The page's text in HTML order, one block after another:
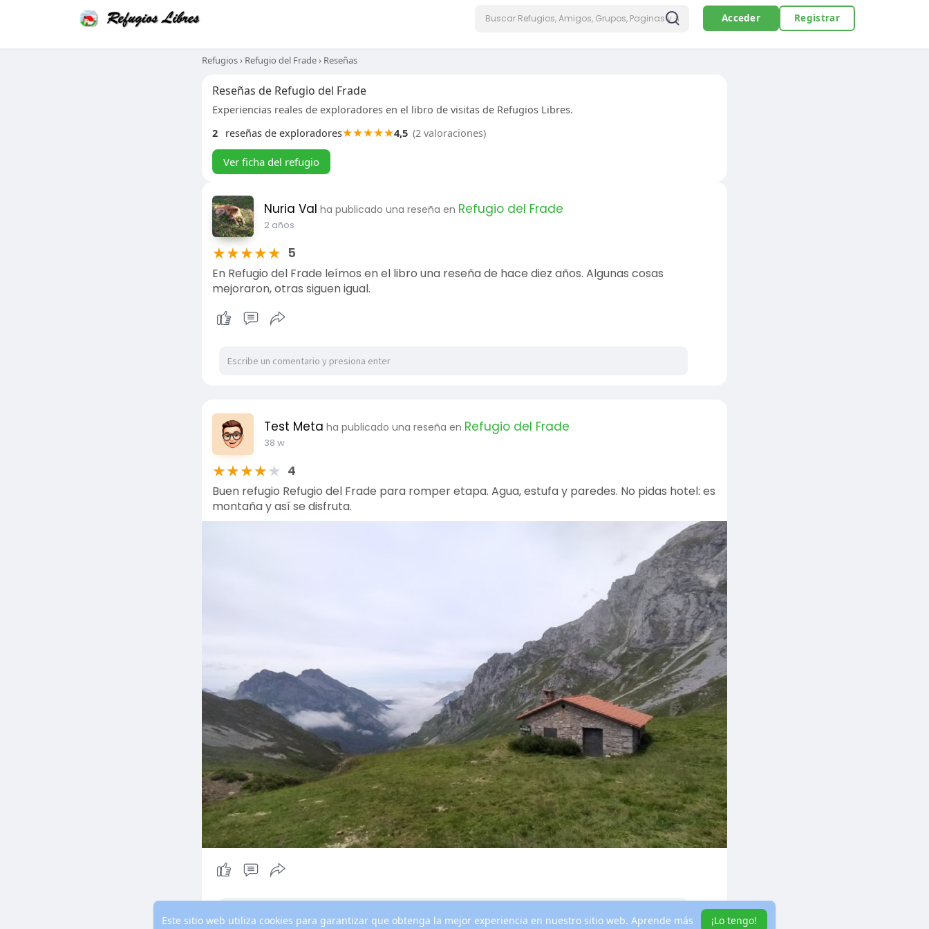
Este sitio web utiliza cookies para garantizar que obtenga la mejor experiencia en nuestro sitio web. Aprende más ¡Lo tengo!
Acceder Registrar
Refugios› Refugio del Frade› Reseñas
Reseñas de Refugio del Frade
Experiencias reales de exploradores en el libro de visitas de Refugios Libres.
2 reseñas de exploradores★★★★★4,5 (2 valoraciones)
Ver ficha del refugio
Nuria Val ha publicado una reseña en Refugio del Frade
2 años
★★★★★ 5
En Refugio del Frade leímos en el libro una reseña de hace diez años. Algunas cosas
mejoraron, otras siguen igual.
Test Meta ha publicado una reseña en Refugio del Frade
38 w
★★★★★ 4
Buen refugio Refugio del Frade para romper etapa. Agua, estufa y paredes. No pidas hotel: es
montaña y así se disfruta.